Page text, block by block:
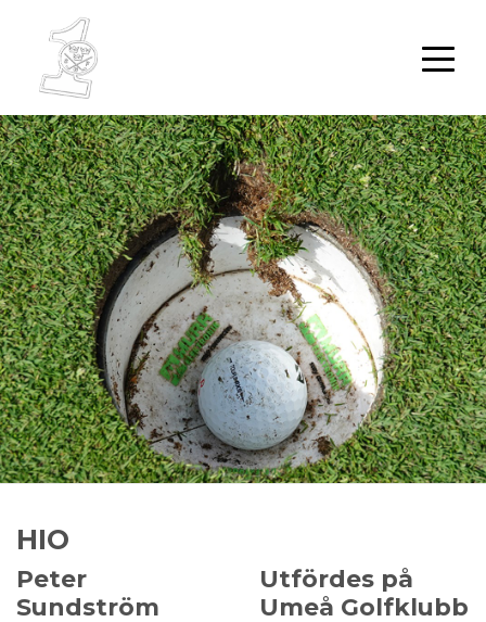
HIO
Peter
Sundström
Utfördes på
Umeå Golfklubb